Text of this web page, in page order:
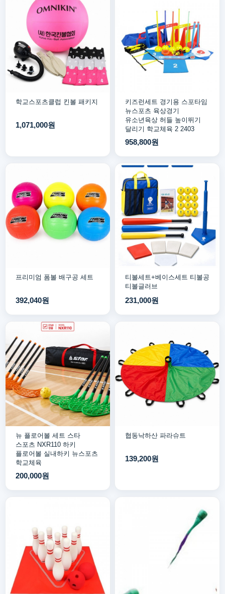
학교스포츠클럽 킨볼 패키지
1,071,000원
키즈런세트 경기용 스포타임
뉴스포츠 육상경기
유소년육상 허들 높이뛰기
달리기 학교체육 2 2403
958,800원
프리미엄 폼볼 배구공 세트
392,040원
티볼세트+베이스세트 티볼공
티볼글러브
231,000원
뉴 플로어볼 세트 스타
스포츠 NXR110 하키
플로어볼 실내하키 뉴스포츠
학교체육
200,000원
협동낙하산 파라슈트
139,200원